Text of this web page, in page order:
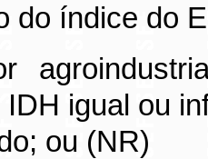
do índice do
igual ou
ou (NR)